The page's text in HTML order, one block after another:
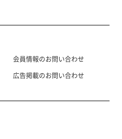
会員情報のお問い合わせ
広告掲載のお問い合わせ